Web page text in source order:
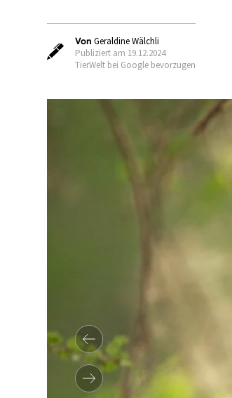
VonGeraldine Wälchli
Publiziert am 19.12.2024
TierWelt bei Google bevorzugen